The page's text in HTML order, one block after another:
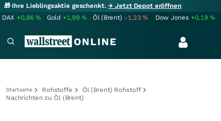
🎁 Ihre Lieblingsaktie geschenkt.→ Jetzt Depot eröffnen
DAX +0,86% Gold +1,99% Öl (Brent) -1,23% Dow Jones +0,19%
Startseite Rohstoffe
Öl (Brent) Rohstoff
Nachrichten zu Öl (Brent)